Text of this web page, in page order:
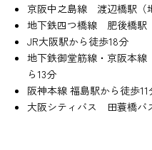
京阪中之島線 渡辺橋駅（
地下鉄四つ橋線 肥後橋駅
JR大阪駅から徒歩18分
地下鉄御堂筋線・京阪本
ら13分
阪神本線 福島駅から徒歩11
大阪シティバス 田蓑橋バ